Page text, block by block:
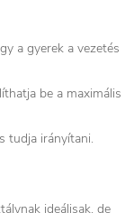
a gyerek a vezetés
be a maximális
tudja irányítani.
ideálisak, de